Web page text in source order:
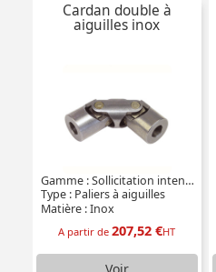
Cardan double à
aiguilles inox
Gamme : Sollicitation intensive
Type : Paliers à aiguilles
Matière : Inox
A partir de207,52 €HT